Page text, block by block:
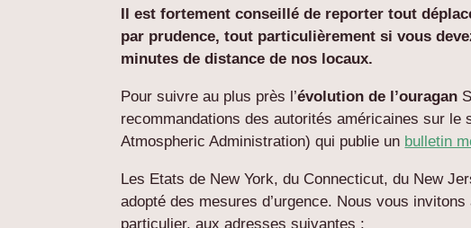
Il est fortement conseillé de reporter tout
par prudence, tout particulièrement si vous
minutes de distance de nos locaux.
Pour suivre au plus près l’évolution de l’ouragan
recommandations des autorités américaines sur le
Atmospheric Administration) qui publie un bulletin
Les Etats de New York, du Connecticut, du New
adopté des mesures d’urgence. Nous vous
particulier, aux adresses suivantes :